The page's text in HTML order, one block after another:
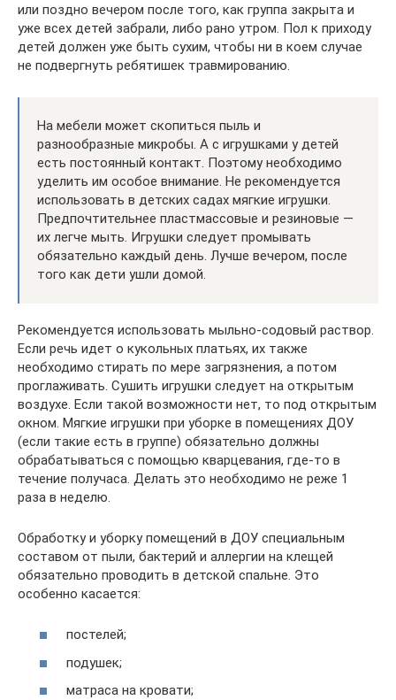
или поздно вечером после того, как группа закрыта и
уже всех детей забрали, либо рано утром. Пол к приходу
детей должен уже быть сухим, чтобы ни в коем случае
не подвергнуть ребятишек травмированию.
На мебели может скопиться пыль и
разнообразные микробы. А с игрушками у детей
есть постоянный контакт. Поэтому необходимо
уделить им особое внимание. Не рекомендуется
использовать в детских садах мягкие игрушки.
Предпочтительнее пластмассовые и резиновые —
их легче мыть. Игрушки следует промывать
обязательно каждый день. Лучше вечером, после
того как дети ушли домой.
Рекомендуется использовать мыльно-содовый раствор.
Если речь идет о кукольных платьях, их также
необходимо стирать по мере загрязнения, а потом
проглаживать. Сушить игрушки следует на открытым
воздухе. Если такой возможности нет, то под открытым
окном. Мягкие игрушки при уборке в помещениях ДОУ
(если такие есть в группе) обязательно должны
обрабатываться с помощью кварцевания, где-то в
течение получаса. Делать это необходимо не реже 1
раза в неделю.
Обработку и уборку помещений в ДОУ специальным
составом от пыли, бактерий и аллергии на клещей
обязательно проводить в детской спальне. Это
особенно касается:
постелей;
подушек;
матраса на кровати;